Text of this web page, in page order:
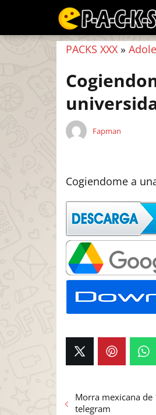
PACKS XXX »
Fapman
Cogiendome a
Morra mexicana
telegram